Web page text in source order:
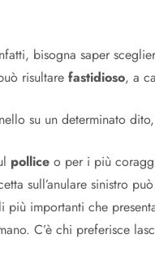
bisogna saper
risultarefastidioso, a
su un determinato
polliceo per i più
sull’anulare sinistro
più importanti che
C’è chi preferisce